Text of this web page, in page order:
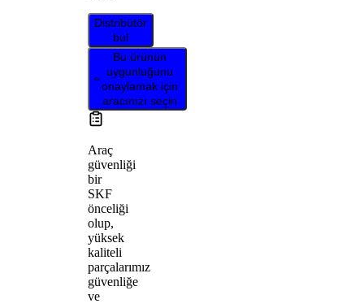
Distribütör
bul
Bu ürünün
uygunluğunu
onaylamak için
aracınızı seçin
Araç
güvenliği
bir
SKF
önceliği
olup,
yüksek
kaliteli
parçalarımız
güvenliğe
ve